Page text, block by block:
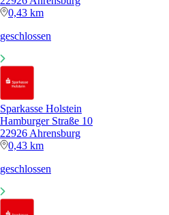
0,43 km
geschlossen
Sparkasse Holstein
Hamburger Straße 10
22926 Ahrensburg
0,43 km
geschlossen